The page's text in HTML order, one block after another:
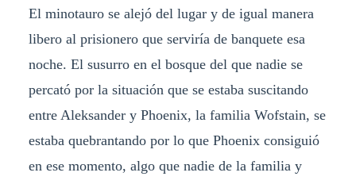
El minotauro se alejó del lugar y de igual manera
libero al prisionero que serviría de banquete esa
noche. El susurro en el bosque del que nadie se
percató por la situación que se estaba suscitando
entre Aleksander y Phoenix, la familia Wofstain, se
estaba quebrantando por lo que Phoenix consiguió
en ese momento, algo que nadie de la familia y